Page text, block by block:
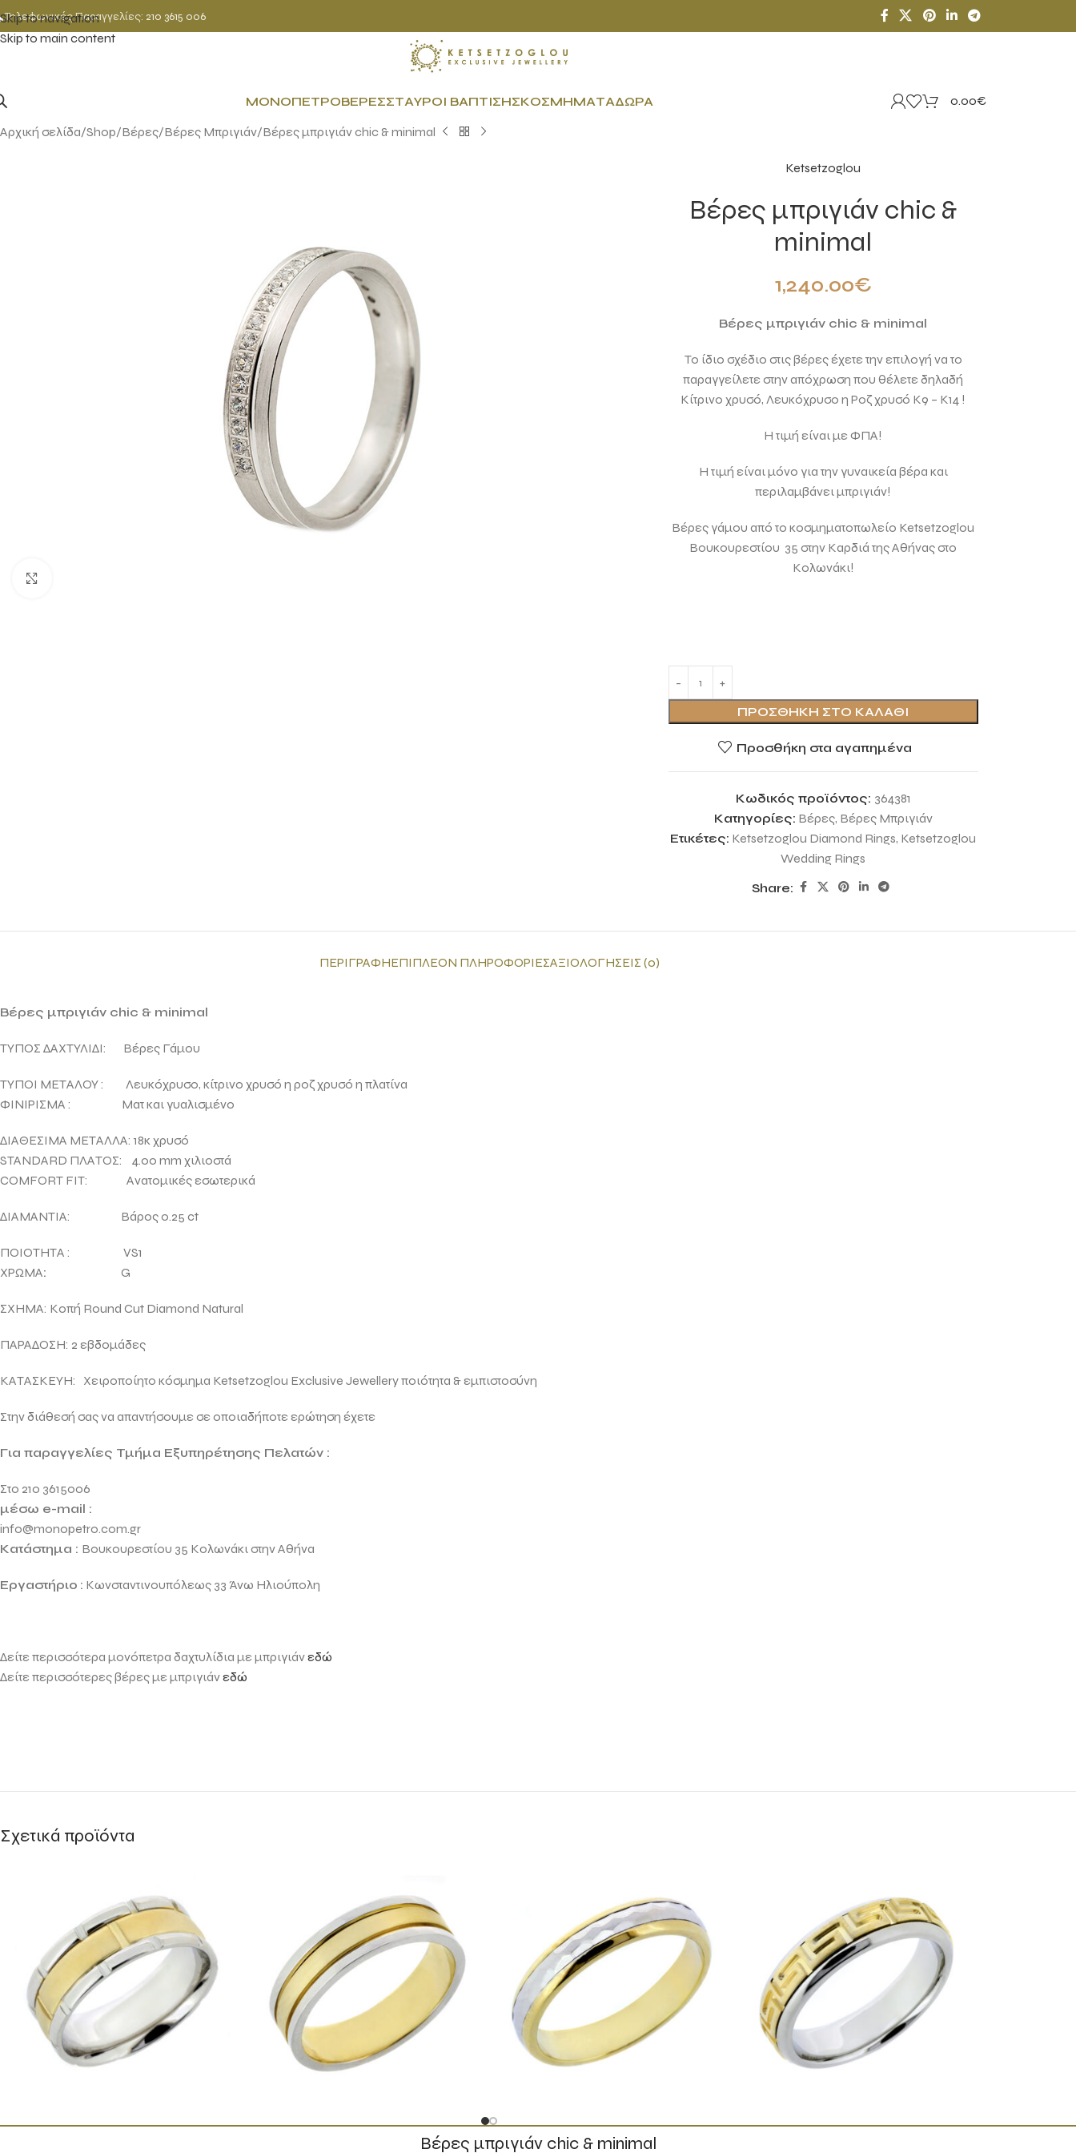
Skip to navigation
Skip to main content
Τηλεφωνικές Παραγγελίες: 210 3615 006
ΜΟΝΌΠΕΤΡΟΒΈΡΕΣΣΤΑΥΡΟΊ ΒΆΠΤΙΣΗΣΚΟΣΜΉΜΑΤΑΔΏΡΑ 0.00€
Αρχική σελίδα Shop Βέρες Βέρες Μπριγιάν Βέρες μπριγιάν chic & minimal
Ketsetzoglou
Βέρες μπριγιάν chic &
minimal
1,240.00€
Βέρες μπριγιάν chic & minimal
Το ίδιο σχέδιο στις βέρες έχετε την επιλογή να το
παραγγείλετε στην απόχρωση που θέλετε δηλαδή
Κίτρινο χρυσό, Λευκόχρυσο η Ροζ χρυσό Κ9 – Κ14 !
Η τιμή είναι με ΦΠΑ!
Η τιμή είναι μόνο για την γυναικεία βέρα και
περιλαμβάνει μπριγιάν!
Βέρες γάμου από το κοσμηματοπωλείο Ketsetzoglou
Βουκουρεστίου 35 στην Καρδιά της Αθήνας στο
Κολωνάκι!
ΠΡΟΣΘΉΚΗ ΣΤΟ ΚΑΛΆΘΙ
Προσθήκη στα αγαπημένα
Κωδικός προϊόντος: 364381
Κατηγορίες: Βέρες, Βέρες Μπριγιάν
Ετικέτες: Ketsetzoglou Diamond Rings, Ketsetzoglou
Wedding Rings
Share:
ΠΕΡΙΓΡΑΦΉΕΠΙΠΛΈΟΝ ΠΛΗΡΟΦΟΡΊΕΣΑΞΙΟΛΟΓΉΣΕΙΣ (0)
Βέρες μπριγιάν chic & minimal
ΤΥΠΟΣ ΔΑΧΤΥΛΙΔΙ: Βέρες Γάμου
ΤΥΠΟΙ ΜΕΤΑΛΟΥ : Λευκόχρυσο, κίτρινο χρυσό η ροζ χρυσό η πλατίνα
ΦΙΝΙΡΙΣΜΑ : Ματ και γυαλισμένο
ΔΙΑΘΕΣΙΜΑ ΜΕΤΑΛΛΑ: 18κ χρυσό
STANDARD ΠΛΑΤΟΣ: 4.00 mm χιλιοστά
COMFORT FIT: Ανατομικές εσωτερικά
ΔΙΑΜΑΝΤΙΑ: Βάρος 0.25 ct
ΠΟΙΟΤΗΤΑ : VS1
ΧΡΩΜΑ: G
ΣΧΗΜΑ: Κοπή Round Cut Diamοnd Natural
ΠΑΡΑΔΟΣΗ: 2 εβδομάδες
ΚΑΤΑΣΚΕΥΗ: Χειροποίητο κόσμημα Ketsetzoglou Exclusive Jewellery ποιότητα & εμπιστοσύνη
Στην διάθεσή σας να απαντήσουμε σε οποιαδήποτε ερώτηση έχετε
Για παραγγελίες Τμήμα Εξυπηρέτησης Πελατών :
Στο 210 3615006
μέσω e-mail :
info@monopetro.com.gr
Κατάστημα : Βουκουρεστίου 35 Κολωνάκι στην Αθήνα
Εργαστήριο : Κωνσταντινουπόλεως 33 Άνω Ηλιούπολη
Δείτε περισσότερα μονόπετρα δαχτυλίδια με μπριγιάνεδώ
Δείτε περισσότερες βέρες με μπριγιάνεδώ
Σχετικά προϊόντα
Βέρες μπριγιάν chic & minimal